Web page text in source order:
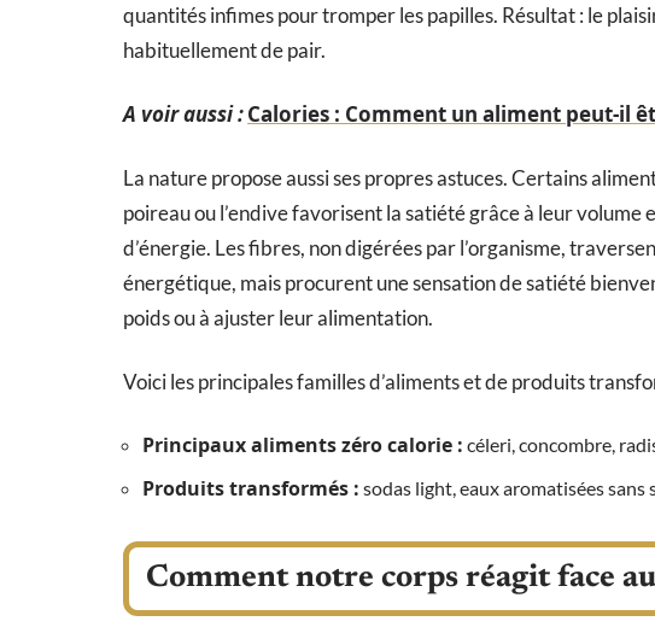
quantités infimes pour tromper les papilles. Résultat : le
habituellement de pair.
A voir aussi :Calories : Comment un aliment peut-il
La nature propose aussi ses propres astuces. Certains
poireau ou l’endive favorisent la satiété grâce à leur
d’énergie. Les fibres, non digérées par l’organisme,
énergétique, mais procurent une sensation de satiété
poids ou à ajuster leur alimentation.
Voici les principales familles d’aliments et de produits
Principaux aliments zéro calorie : céleri, concombre,
Produits transformés : sodas light, eaux aromatisées sans
Comment notre corps réagit face